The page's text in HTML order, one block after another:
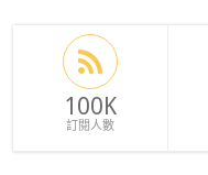
100K
訂閱人數